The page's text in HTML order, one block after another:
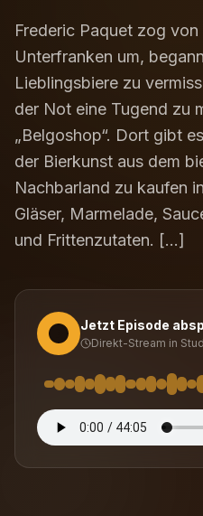
Frederic Paquet zog von
Unterfranken um,
Lieblingsbiere zu
der Not eine Tugend zu
„Belgoshop“. Dort gibt
der Bierkunst aus dem
Nachbarland zu kaufen
Gläser, Marmelade,
und Frittenzutaten. […]
Jetzt Episode
Direkt-Stream in